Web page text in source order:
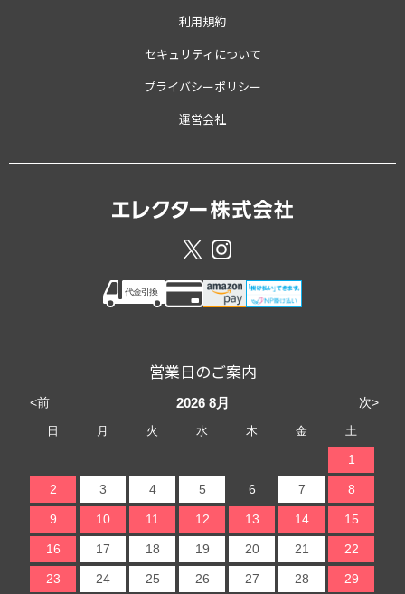
利用規約
セキュリティについて
プライバシーポリシー
運営会社
営業日のご案内
<前 次>
2026 8月
日 月 火 水 木 金 土
1
2 3 4 5 6 7 8
9 10 11 12 13 14 15
16 17 18 19 20 21 22
23 24 25 26 27 28 29